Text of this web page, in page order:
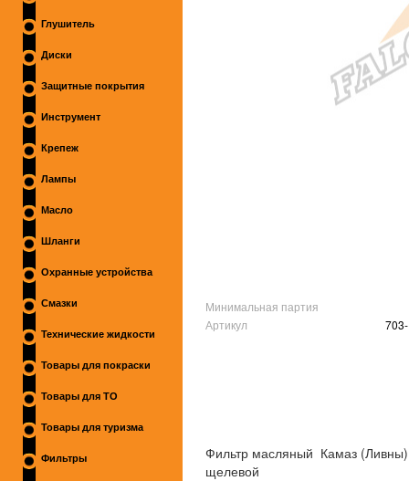
Глушитель
Диски
Защитные покрытия
Инструмент
Крепеж
Лампы
Масло
Шланги
Охранные устройства
Смазки
Технические жидкости
Товары для покраски
Товары для ТО
Товары для туризма
Фильтры
Минимальная партия
Артикул
Фильтр масляный Камаз
щелевой